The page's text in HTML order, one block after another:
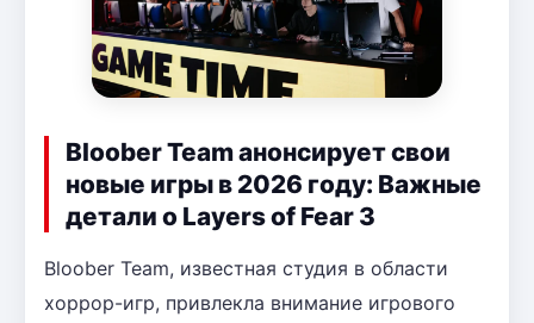
Bloober Team анонсирует свои
новые игры в 2026 году: Важные
детали о Layers of Fear 3
Bloober Team, известная студия в области
хоррор-игр, привлекла внимание игрового